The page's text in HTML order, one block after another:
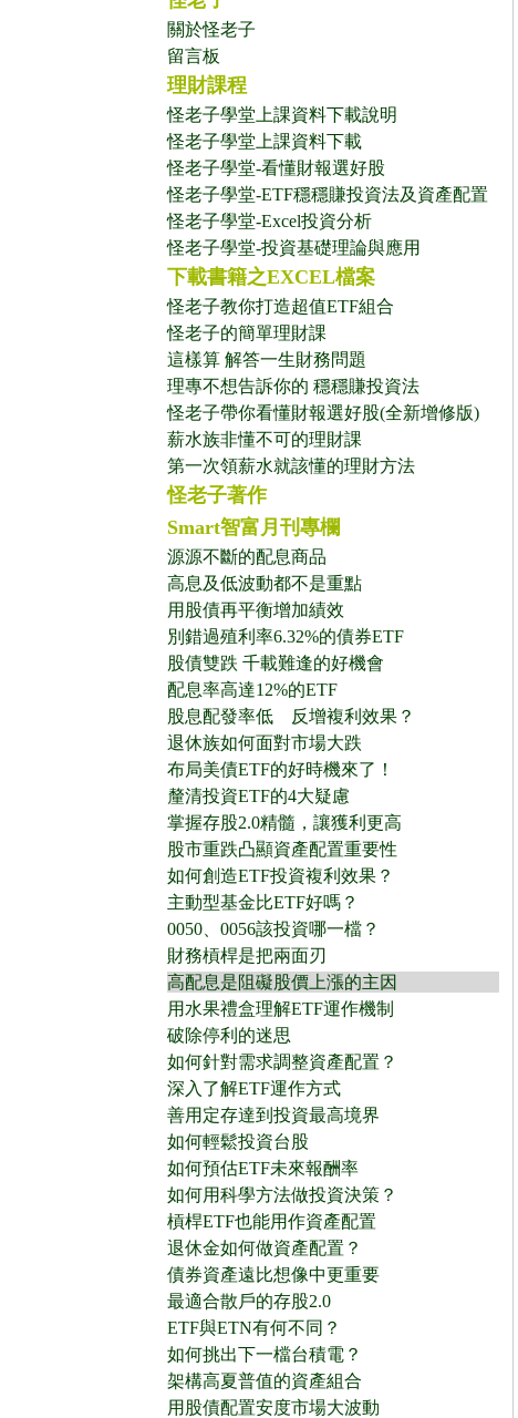
關於怪老子
留言板
理財課程
怪老子學堂上課資料下載說明
怪老子學堂上課資料下載
怪老子學堂-看懂財報選好股
怪老子學堂-ETF穩穩賺投資法及資產配置
怪老子學堂-Excel投資分析
怪老子學堂-投資基礎理論與應用
下載書籍之EXCEL檔案
怪老子教你打造超值ETF組合
怪老子的簡單理財課
這樣算 解答一生財務問題
理專不想告訴你的 穩穩賺投資法
怪老子帶你看懂財報選好股(全新增修版)
薪水族非懂不可的理財課
第一次領薪水就該懂的理財方法
怪老子著作
Smart智富月刊專欄
源源不斷的配息商品
高息及低波動都不是重點
用股債再平衡增加績效
別錯過殖利率6.32%的債券ETF
股債雙跌 千載難逢的好機會
配息率高達12%的ETF
股息配發率低 反增複利效果？
退休族如何面對市場大跌
布局美債ETF的好時機來了！
釐清投資ETF的4大疑慮
掌握存股2.0精髓，讓獲利更高
股市重跌凸顯資產配置重要性
如何創造ETF投資複利效果？
主動型基金比ETF好嗎？
0050、0056該投資哪一檔？
財務槓桿是把兩面刃
高配息是阻礙股價上漲的主因
用水果禮盒理解ETF運作機制
破除停利的迷思
如何針對需求調整資產配置？
深入了解ETF運作方式
善用定存達到投資最高境界
如何輕鬆投資台股
如何預估ETF未來報酬率
如何用科學方法做投資決策？
槓桿ETF也能用作資產配置
退休金如何做資產配置？
債券資產遠比想像中更重要
最適合散戶的存股2.0
ETF與ETN有何不同？
如何挑出下一檔台積電？
架構高夏普值的資產組合
用股債配置安度市場大波動